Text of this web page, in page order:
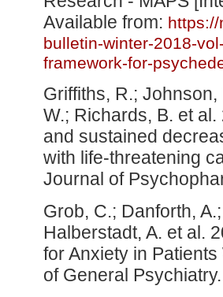
Available from:
bulletin-winter-2018-
framework-for-
Griffiths, R.;
W.; Richards, B. et
and sustained
with life-threatening
Journal of
Grob, C.; Danforth,
Halberstadt, A. et al.
for Anxiety in
of General